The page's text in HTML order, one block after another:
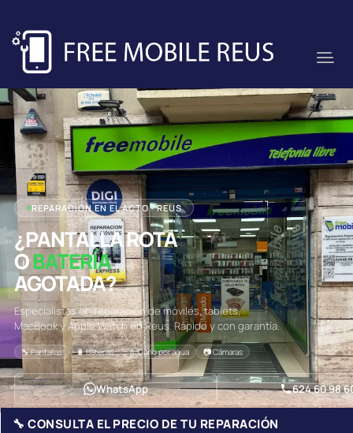
REPARACIÓN EN EL ACTO · REUS
¿PANTALLA ROTA
OBATERÍA
AGOTADA?
Especialistas en reparación de móviles, tablets,
MacBook y Apple Watch en Reus. Rápido y con garantía.
🔧 Pantallas 🔋 Baterías 💧 Daño por agua 📷 Cámaras
WhatsApp 624 60 98
🔧 CONSULTA EL PRECIO DE TU REPARACIÓN